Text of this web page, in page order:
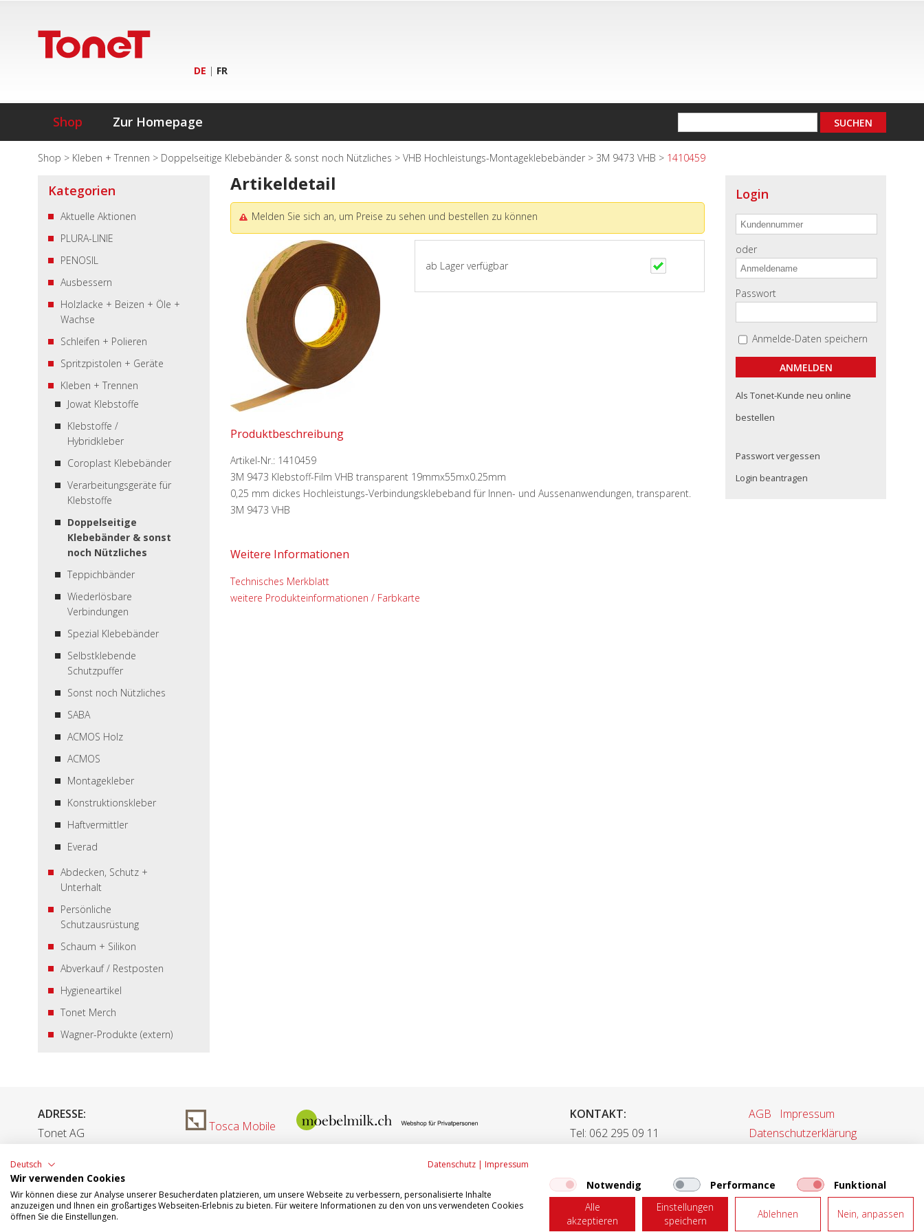
DE | FR
Shop Zur Homepage
Shop > Kleben + Trennen > Doppelseitige Klebebänder & sonst noch Nützliches > VHB Hochleistungs-Montageklebebänder > 3M 9473 VHB > 1410459
Artikeldetail
Melden Sie sich an, um Preise zu sehen und bestellen zu können
ab Lager verfügbar
Produktbeschreibung
Artikel-Nr.: 1410459
3M 9473 Klebstoff-Film VHB transparent 19mmx55mx0.25mm
0,25 mm dickes Hochleistungs-Verbindungsklebeband für Innen- und Aussenanwendungen, transparent.
3M 9473 VHB
Weitere Informationen
Technisches Merkblatt
weitere Produkteinformationen / Farbkarte
Kategorien
Aktuelle Aktionen
PLURA-LINIE
PENOSIL
Ausbessern
Holzlacke + Beizen + Öle +
Wachse
Schleifen + Polieren
Spritzpistolen + Geräte
Kleben + Trennen
Jowat Klebstoffe
Klebstoffe /
Hybridkleber
Coroplast Klebebänder
Verarbeitungsgeräte für
Klebstoffe
Doppelseitige
Klebebänder & sonst
noch Nützliches
Teppichbänder
Wiederlösbare
Verbindungen
Spezial Klebebänder
Selbstklebende
Schutzpuffer
Sonst noch Nützliches
SABA
ACMOS Holz
ACMOS
Montagekleber
Konstruktionskleber
Haftvermittler
Everad
Abdecken, Schutz +
Unterhalt
Persönliche
Schutzausrüstung
Schaum + Silikon
Abverkauf / Restposten
Hygieneartikel
Tonet Merch
Wagner-Produkte (extern)
Login
oder
Passwort
Anmelde-Daten speichern
Als Tonet-Kunde neu online
bestellen
Passwort vergessen
Login beantragen
ADRESSE:
Tonet AG
4658 Däniken
Tosca Mobile
KONTAKT:
Tel: 062 295 09 11
AGB
Impressum
Datenschutzerklärung
Deutsch Datenschutz | Impressum
Wir verwenden Cookies
Wir können diese zur Analyse unserer Besucherdaten platzieren, um unsere Webseite zu verbessern, personalisierte Inhalte
anzuzeigen und Ihnen ein großartiges Webseiten-Erlebnis zu bieten. Für weitere Informationen zu den von uns verwendeten Cookies
öffnen Sie die Einstellungen.
Notwendig Performance
Funktional
Alle
akzeptieren
Einstellungen
speichern
Ablehnen Nein, anpassen